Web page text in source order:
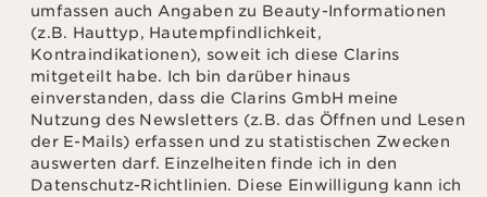
umfassen auch Angaben zu Beauty-Informationen
(z.B. Hauttyp, Hautempfindlichkeit,
Kontraindikationen), soweit ich diese Clarins
mitgeteilt habe. Ich bin darüber hinaus
einverstanden, dass die Clarins GmbH meine
Nutzung des Newsletters (z.B. das Öffnen und Lesen
der E-Mails) erfassen und zu statistischen Zwecken
auswerten darf. Einzelheiten finde ich in den
Datenschutz-Richtlinien. Diese Einwilligung kann ich